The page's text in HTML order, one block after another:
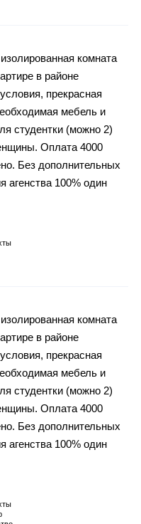
комната
в районе
прекрасная
мебель и
студентки (можно 2)
Оплата 4000
Без дополнительных
агенства 100% один
комната
в районе
прекрасная
мебель и
студентки (можно 2)
Оплата 4000
Без дополнительных
агенства 100% один